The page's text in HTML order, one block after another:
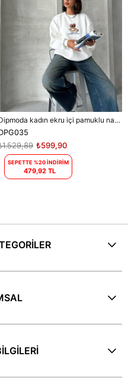
Dipmoda kadın ekru içi pamuklu nakış detaylı sweat DPG035
₺599,90
SEPETTE %20 İNDİRİM
479,92 TL